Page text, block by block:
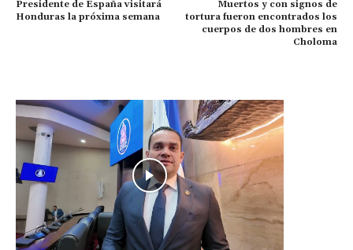
Presidente de España visitará
Honduras la próxima semana
Muertos y con signos de
tortura fueron encontrados los
cuerpos de dos hombres en
Choloma